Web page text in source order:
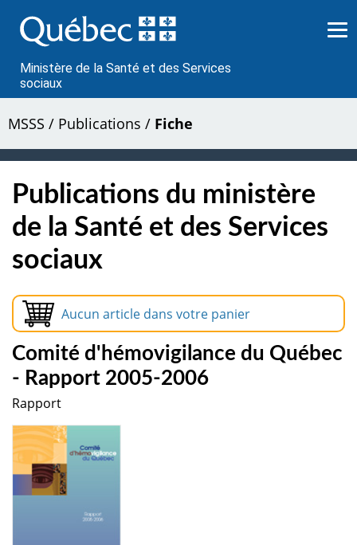
au
contenu
Ministère de la Santé et des Services
sociaux
MSSS / Publications / Fiche
Publications du ministère
de la Santé et des Services
sociaux
Aucun article dans votre panier
Comité d'hémovigilance du Québec
- Rapport 2005-2006
Rapport